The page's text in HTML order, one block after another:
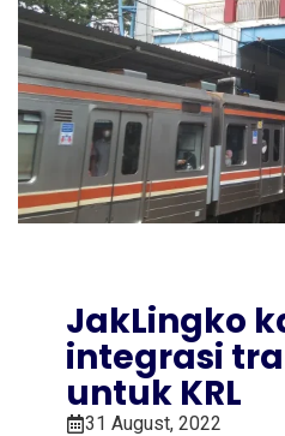
JakLingko
integrasi
untuk KRL
31 August, 2022